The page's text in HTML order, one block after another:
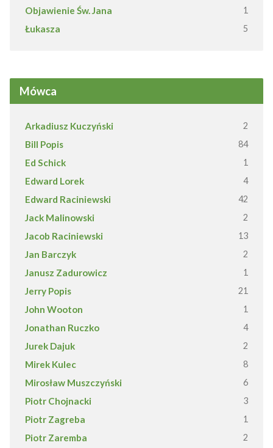
Objawienie Św. Jana 1
Łukasza 5
Mówca
Arkadiusz Kuczyński 2
Bill Popis 84
Ed Schick 1
Edward Lorek 4
Edward Raciniewski 42
Jack Malinowski 2
Jacob Raciniewski 13
Jan Barczyk 2
Janusz Zadurowicz 1
Jerry Popis 21
John Wooton 1
Jonathan Ruczko 4
Jurek Dajuk 2
Mirek Kulec 8
Mirosław Muszczyński 6
Piotr Chojnacki 3
Piotr Zagreba 1
Piotr Zaremba 2